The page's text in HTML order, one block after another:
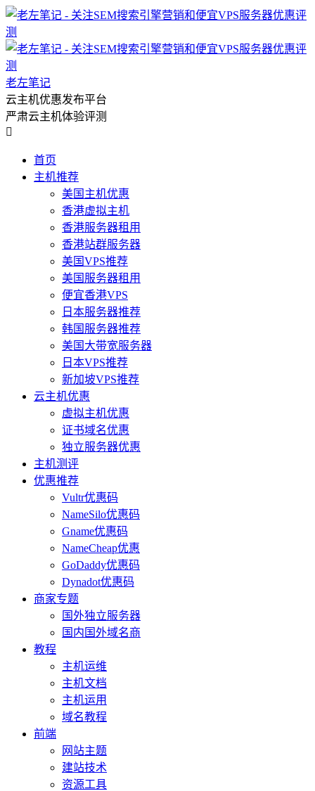
老左笔记
云主机优惠发布平台
严肃云主机体验评测

首页
主机推荐
美国主机优惠
香港虚拟主机
香港服务器租用
香港站群服务器
美国VPS推荐
美国服务器租用
便宜香港VPS
日本服务器推荐
韩国服务器推荐
美国大带宽服务器
日本VPS推荐
新加坡VPS推荐
云主机优惠
虚拟主机优惠
证书域名优惠
独立服务器优惠
主机测评
优惠推荐
Vultr优惠码
NameSilo优惠码
Gname优惠码
NameCheap优惠
GoDaddy优惠码
Dynadot优惠码
商家专题
国外独立服务器
国内国外域名商
教程
主机运维
主机文档
主机运用
域名教程
前端
网站主题
建站技术
资源工具